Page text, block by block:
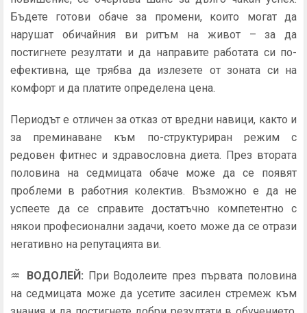
Бъдете готови обаче за промени, които могат да
нарушат обичайния ви ритъм на живот – за да
постигнете резултати и да направите работата си по-
ефективна, ще трябва да излезете от зоната си на
комфорт и да платите определена цена.
Периодът е отличен за отказ от вредни навици, както и
за преминаване към по-структуриран режим с
редовен фитнес и здравословна диета. През втората
половина на седмицата обаче може да се появят
проблеми в работния колектив. Възможно е да не
успеете да се справите достатъчно компетентно с
някои професионални задачи, което може да се отрази
негативно на репутацията ви.
♒ ВОДОЛЕЙ: При Водолеите през първата половина
на седмицата може да усетите засилен стремеж към